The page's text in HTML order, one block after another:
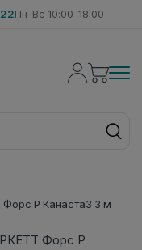
Пн-Вс 10:00-18:00
Р Канаста3 3 м